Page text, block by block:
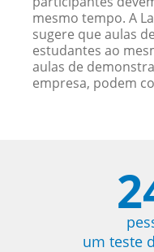
mesmo tempo. A
sugere que aulas
estudantes ao
aulas de
empresa, podem
um teste